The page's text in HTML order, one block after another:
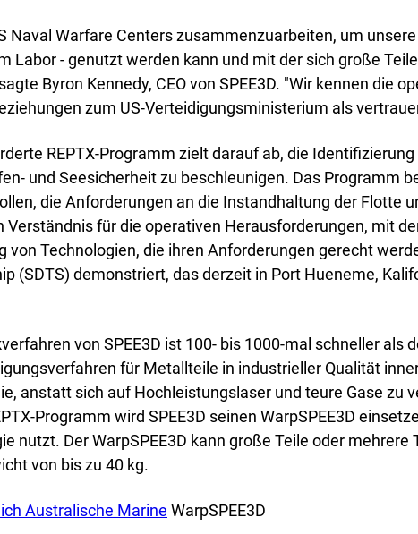
Naval Warfare Centers zusammenzuarbeiten, um
Labor - genutzt werden kann und mit der sich große
Byron Kennedy, CEO von SPEE3D. "Wir kennen die
zum US-Verteidigungsministerium als
REPTX-Programm zielt darauf ab, die
und Seesicherheit zu beschleunigen. Das
die Anforderungen an die Instandhaltung der Flotte
Verständnis für die operativen Herausforderungen, mit
von Technologien, die ihren Anforderungen gerecht
(SDTS) demonstriert, das derzeit in Port Hueneme,
von SPEE3D ist 100- bis 1000-mal schneller
für Metallteile in industrieller Qualität
anstatt sich auf Hochleistungslaser und teure Gase zu
Programm wird SPEE3D seinen WarpSPEE3D
nutzt. Der WarpSPEE3D kann große Teile oder
von bis zu 40 kg.
Australische Marine WarpSPEE3D